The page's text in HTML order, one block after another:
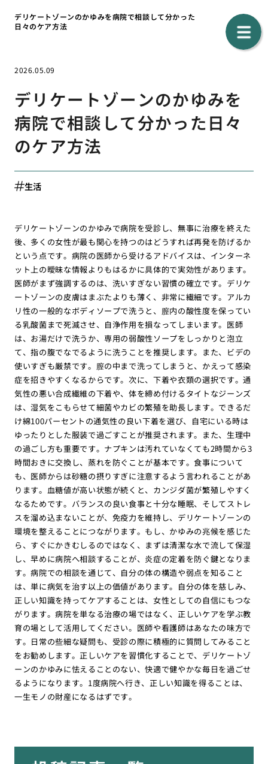
デリケートゾーンのかゆみを病院で相談して分かった
日々のケア方法
2026.05.09
デリケートゾーンのかゆみを
病院で相談して分かった日々
のケア方法
生活
デリケートゾーンのかゆみで病院を受診し、無事に治療を終えた
後、多くの女性が最も関心を持つのはどうすれば再発を防げるか
という点です。病院の医師から受けるアドバイスは、インターネ
ット上の曖昧な情報よりもはるかに具体的で実効性があります。
医師がまず強調するのは、洗いすぎない習慣の確立です。デリケ
ートゾーンの皮膚はまぶたよりも薄く、非常に繊細です。アルカ
リ性の一般的なボディソープで洗うと、膣内の酸性度を保ってい
る乳酸菌まで死滅させ、自浄作用を損なってしまいます。医師
は、お湯だけで洗うか、専用の弱酸性ソープをしっかりと泡立
て、指の腹でなでるように洗うことを推奨します。また、ビデの
使いすぎも厳禁です。膣の中まで洗ってしまうと、かえって感染
症を招きやすくなるからです。次に、下着や衣類の選択です。通
気性の悪い合成繊維の下着や、体を締め付けるタイトなジーンズ
は、湿気をこもらせて細菌やカビの繁殖を助長します。できるだ
け綿100パーセントの通気性の良い下着を選び、自宅にいる時は
ゆったりとした服装で過ごすことが推奨されます。また、生理中
の過ごし方も重要です。ナプキンは汚れていなくても2時間から3
時間おきに交換し、蒸れを防ぐことが基本です。食事について
も、医師からは砂糖の摂りすぎに注意するよう言われることがあ
ります。血糖値が高い状態が続くと、カンジダ菌が繁殖しやすく
なるためです。バランスの良い食事と十分な睡眠、そしてストレ
スを溜め込まないことが、免疫力を維持し、デリケートゾーンの
環境を整えることにつながります。もし、かゆみの兆候を感じた
ら、すぐにかきむしるのではなく、まずは清潔な水で流して保湿
し、早めに病院へ相談することが、炎症の定着を防ぐ鍵となりま
す。病院での相談を通じて、自分の体の構造や弱点を知ること
は、単に病気を治す以上の価値があります。自分の体を慈しみ、
正しい知識を持ってケアすることは、女性としての自信にもつな
がります。病院を単なる治療の場ではなく、正しいケアを学ぶ教
育の場として活用してください。医師や看護師はあなたの味方で
す。日常の些細な疑問も、受診の際に積極的に質問してみること
をお勧めします。正しいケアを習慣化することで、デリケートゾ
ーンのかゆみに怯えることのない、快適で健やかな毎日を過ごせ
るようになります。1度病院へ行き、正しい知識を得ることは、
一生モノの財産になるはずです。